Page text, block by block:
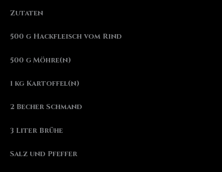
Zutaten
500 g Hackfleisch vom Rind
500 g Möhre(n)
1 kg Kartoffel(n)
2 Becher Schmand
3 Liter Brühe
Salz und Pfeffer